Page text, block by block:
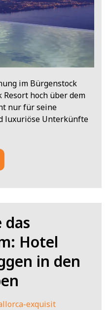
im Bürgenstock
hoch über dem
nur für seine
luxuriöse Unterkünfte
das
Hotel
in den
exquisit